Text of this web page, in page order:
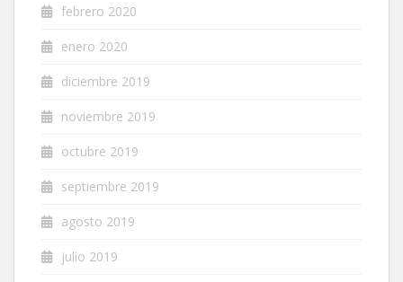
febrero 2020
enero 2020
diciembre 2019
noviembre 2019
octubre 2019
septiembre 2019
agosto 2019
julio 2019